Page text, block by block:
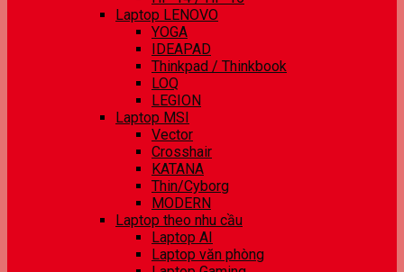
Laptop LENOVO
YOGA
IDEAPAD
Thinkpad / Thinkbook
LOQ
LEGION
Laptop MSI
Vector
Crosshair
KATANA
Thin/Cyborg
MODERN
Laptop theo nhu cầu
Laptop AI
Laptop văn phòng